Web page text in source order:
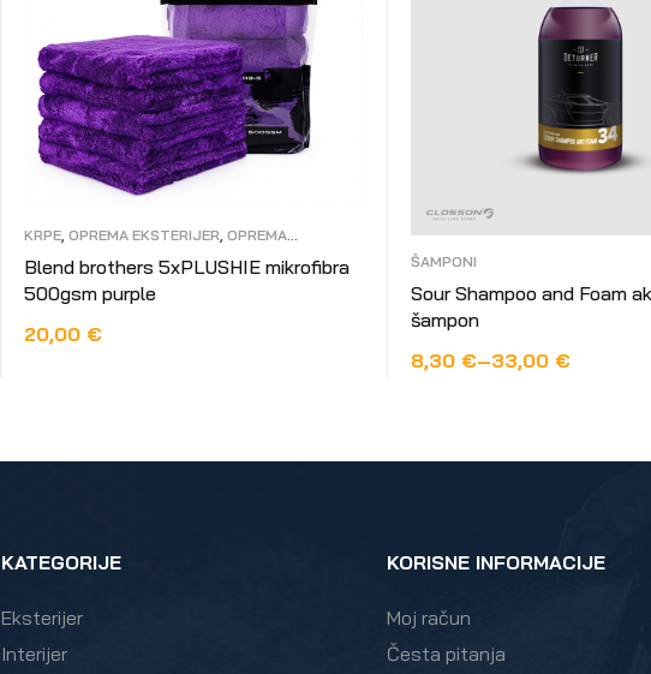
KRPE, OPREMA EKSTERIJER OPREMA
Blend brothers 5xPLUSHIE mikrofibra
500gsm purple
20,00 €
ŠAMPONI
Sour Shampoo and Foam
šampon
8,30 €–33,00 €
KATEGORIJE
Eksterijer
Interijer
KORISNE INFORMACIJE
Moj račun
Česta pitanja